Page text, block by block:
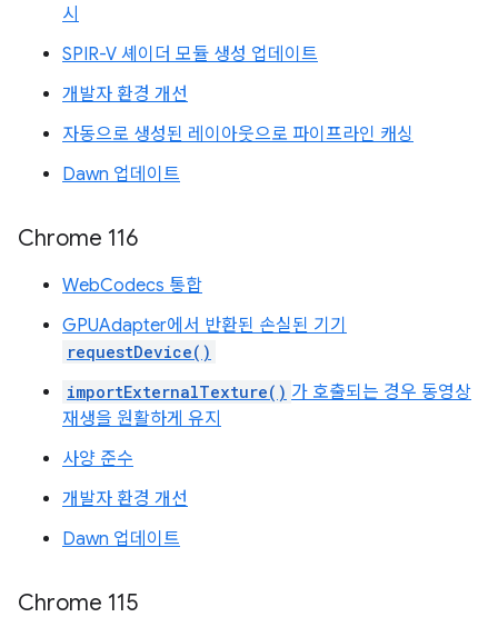
시
SPIR-V 셰이더 모듈 생성 업데이트
개발자 환경 개선
자동으로 생성된 레이아웃으로 파이프라인 캐싱
Dawn 업데이트
Chrome 116
WebCodecs 통합
GPUAdapter에서 반환된 손실된 기기
requestDevice()
importExternalTexture() 가 호출되는 경우 동영상
재생을 원활하게 유지
사양 준수
개발자 환경 개선
Dawn 업데이트
Chrome 115